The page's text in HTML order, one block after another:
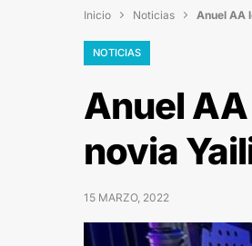
Inicio  Noticias  Anuel AA
NOTICIAS
Anuel
novia
15 MARZO, 2022